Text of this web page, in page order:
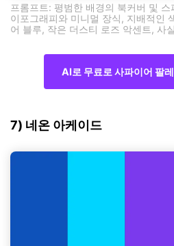
프롬프트: 평범한 배경의 북커버 및
이포그래피와 미니멀 장식, 지배적인
어 블루, 작은 더스티 로즈 악센트, 사
AI로 무료로 사파이어 팔
7) 네온 아케이드